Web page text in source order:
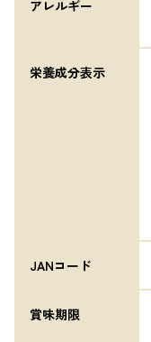
アレルギー
栄養成分表示
JANコード
賞味期限